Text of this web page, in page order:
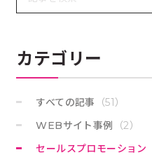
カテゴリー
すべての記事
（51）
WEBサイト事例 （2）
セールスプロモーション